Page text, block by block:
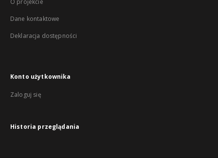
O projekcie
Dane kontaktowe
Deklaracja dostępności
Konto użytkownika
Zaloguj się
Historia przeglądania